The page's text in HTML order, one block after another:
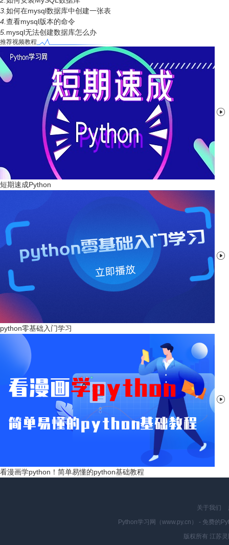
3. 如何在mysql数据库中创建一张表
4. 查看mysql版本的命令
5. mysql无法创建数据库怎么办
推荐视频教程

短期速成Python

python零基础入门学习

看漫画学python！简单易懂的python基础教程
关于我们
Python学习网（www.py.cn） - 免费的
版权所有 江苏